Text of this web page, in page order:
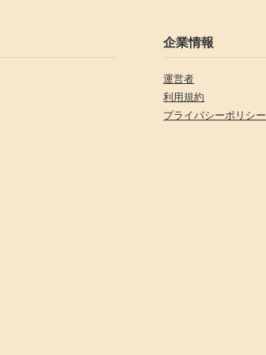
企業情報
運営者
利用規約
プライバシーポリシー